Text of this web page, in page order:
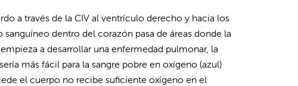
a través de la CIV al ventrículo derecho y hacia los
dentro del corazón pasa de áreas donde la
a desarrollar una enfermedad pulmonar, la
más fácil para la sangre pobre en oxígeno (azul)
el cuerpo no recibe suficiente oxígeno en el